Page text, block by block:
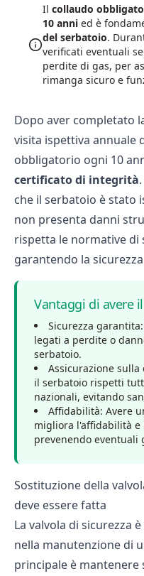
Il collaudo
10 anni ed è
del serbatoio.
verificati eventuali
perdite di gas, per
rimanga sicuro e
Dopo aver completato
visita ispettiva annuale
obbligatorio ogni 10
certificato di integrità
che il serbatoio è stato
non presenta danni
rispetta le normative di
garantendo la
Vantaggi di avere
Sicurezza
legati a perdite o
serbatoio.
Assicurazione
il serbatoio rispetti
nazionali, evitando
Affidabilità: Avere
migliora l'affidabilità
prevenendo eventuali
Sostituzione della
deve essere fatta
La valvola di sicurezza
nella manutenzione di
principale è